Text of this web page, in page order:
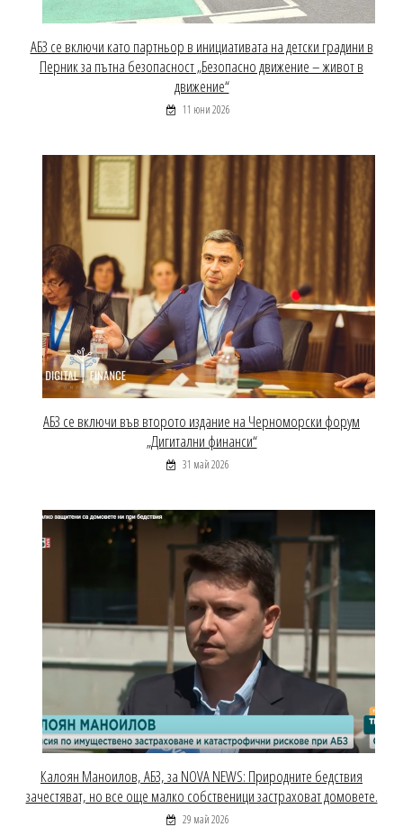
АБЗ се включи като партньор в инициативата на детски градини в
Перник за пътна безопасност „Безопасно движение – живот в
движение“
11 юни 2026
АБЗ се включи във второто издание на Черноморски форум
„Дигитални финанси“
31 май 2026
Калоян Маноилов, АБЗ, за NOVA NEWS: Природните бедствия
зачестяват, но все още малко собственици застраховат домовете.
29 май 2026